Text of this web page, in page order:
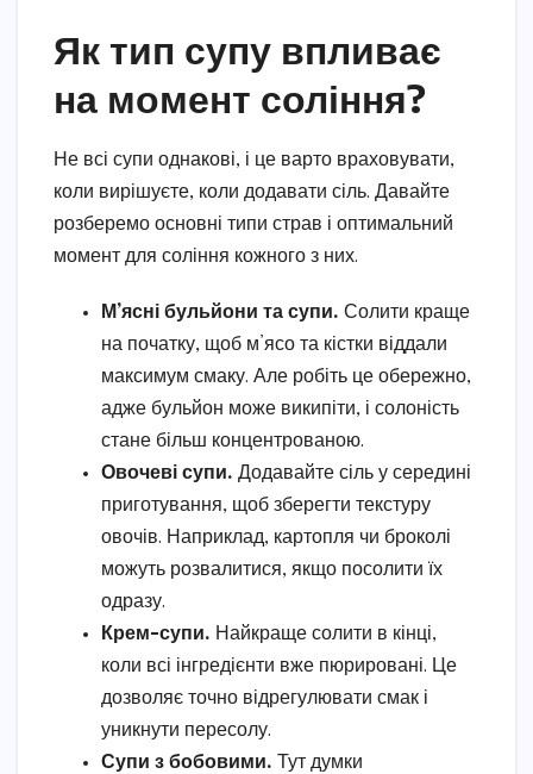
Як тип супу впливає
на момент соління?
Не всі супи однакові, і це варто враховувати,
коли вирішуєте, коли додавати сіль. Давайте
розберемо основні типи страв і оптимальний
момент для соління кожного з них.
М’ясні бульйони та супи. Солити краще
на початку, щоб м’ясо та кістки віддали
максимум смаку. Але робіть це обережно,
адже бульйон може википіти, і солоність
стане більш концентрованою.
Овочеві супи. Додавайте сіль у середині
приготування, щоб зберегти текстуру
овочів. Наприклад, картопля чи броколі
можуть розвалитися, якщо посолити їх
одразу.
Крем-супи. Найкраще солити в кінці,
коли всі інгредієнти вже пюрировані. Це
дозволяє точно відрегулювати смак і
уникнути пересолу.
Супи з бобовими. Тут думки